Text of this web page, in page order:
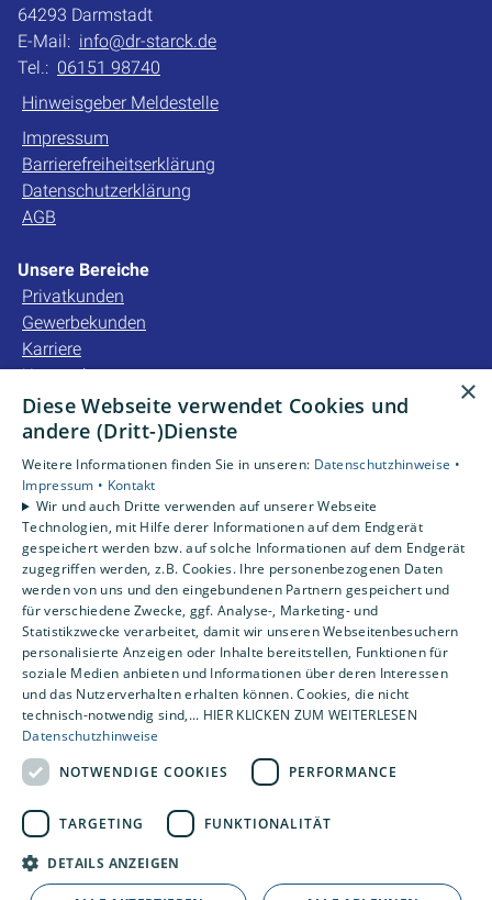
64293 Darmstadt
E-Mail: info@dr-starck.de
Tel.: 06151 98740
Hinweisgeber Meldestelle
Impressum
Barrierefreiheitserklärung
Datenschutzerklärung
AGB
Unsere Bereiche
Privatkunden
Gewerbekunden
Karriere
Unternehmen
Kontakt
4,2
×
Diese Webseite verwendet Cookies und
andere (Dritt-)Dienste
Weitere Informationen finden Sie in unseren: Datenschutzhinweise •
Impressum • Kontakt
Wir und auch Dritte verwenden auf unserer Webseite
Technologien, mit Hilfe derer Informationen auf dem Endgerät
gespeichert werden bzw. auf solche Informationen auf dem Endgerät
zugegriffen werden, z.B. Cookies. Ihre personenbezogenen Daten
werden von uns und den eingebundenen Partnern gespeichert und
für verschiedene Zwecke, ggf. Analyse-, Marketing- und
Statistikzwecke verarbeitet, damit wir unseren Webseitenbesuchern
personalisierte Anzeigen oder Inhalte bereitstellen, Funktionen für
soziale Medien anbieten und Informationen über deren Interessen
und das Nutzerverhalten erhalten können. Cookies, die nicht
technisch-notwendig sind,... HIER KLICKEN ZUM WEITERLESEN
Datenschutzhinweise
NOTWENDIGE COOKIES
PERFORMANCE
TARGETING FUNKTIONALITÄT
DETAILS ANZEIGEN